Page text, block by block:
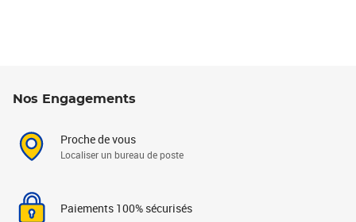
Nos Engagements
Proche de vous
Localiser un bureau de poste
Paiements 100% sécurisés